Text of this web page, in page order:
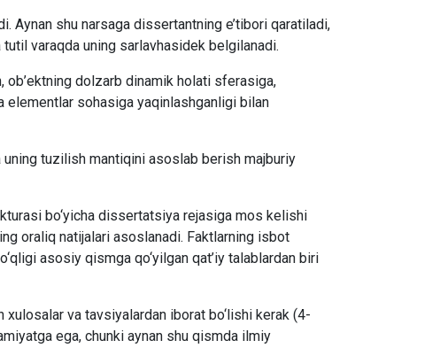
Aynan shu narsaga dissertantning e’tibori qaratiladi,
varaqda uning sarlavhasidek belgilanadi.
dolzarb dinamik holati sferasiga,
elementlar sohasiga yaqinlashganligi bilan
uning tuzilish mantiqini asoslab berish majburiy
bo‘yicha dissertatsiya rejasiga mos kelishi
oraliq natijalari asoslanadi. Faktlarning isbot
asosiy qismga qo‘yilgan qat’iy talablardan biri
va tavsiyalardan iborat bo‘lishi kerak (4-
ega, chunki aynan shu qismda ilmiy